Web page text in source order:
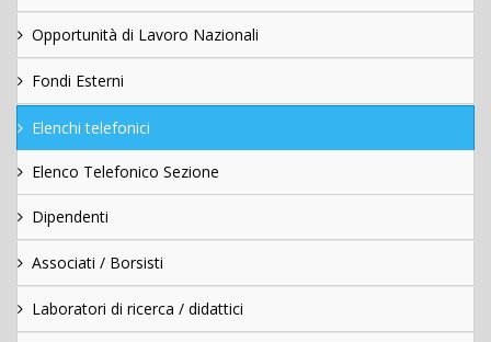
Opportunità di Lavoro Nazionali
Fondi Esterni
Elenchi telefonici
Elenco Telefonico Sezione
Dipendenti
Associati / Borsisti
Laboratori di ricerca / didattici